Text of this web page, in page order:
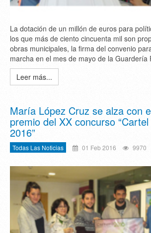
La dotación de un millón de euros para
los que más de ciento cincuenta mil son
obras municipales, la firma del convenio
marcha en el mes de mayo de la Guardería
Leer más...
María López Cruz se alza con
premio del XX concurso
2016”
Todas Las Noticias 01 Feb 2016 9970